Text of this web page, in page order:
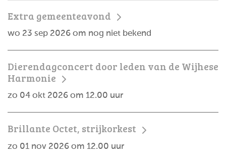
Extra gemeenteavond
wo 23 sep 2026 om nog niet bekend
Dierendagconcert door leden van de Wijhese
Harmonie
zo 04 okt 2026 om 12.00 uur
Brillante Octet, strijkorkest
zo 01 nov 2026 om 12.00 uur